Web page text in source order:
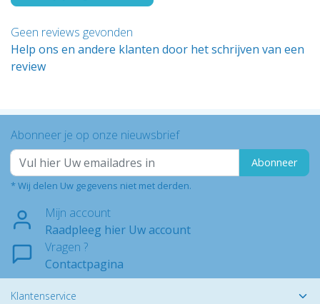
Geen reviews gevonden
Help ons en andere klanten door het schrijven van een
review
Abonneer je op onze nieuwsbrief
Abonneer
* Wij delen Uw gegevens niet met derden.
Mijn account
Raadpleeg hier Uw account
Vragen ?
Contactpagina
Klantenservice